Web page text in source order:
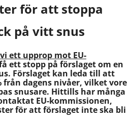
för att stoppa
på vitt snus
ett upprop mot EU-
ett stopp på förslaget om en
Förslaget kan leda till att
från dagens nivåer, vilket vore
snusare. Hittills har många
EU-kommissionen,
för att förslaget inte ska bli